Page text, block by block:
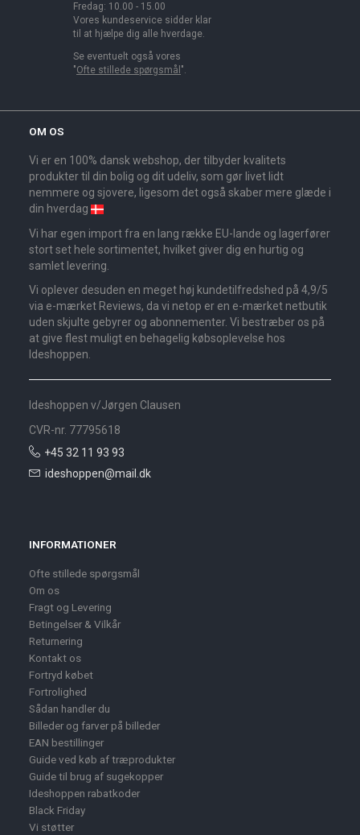
Fredag: 10.00 - 15.00
Vores kundeservice sidder klar
til at hjælpe dig alle hverdage.
Se eventuelt også vores
"Ofte stillede spørgsmål ".
OM OS
Vi er en 100% dansk webshop, der tilbyder kvalitets
produkter til din bolig og dit udeliv, som gør livet lidt
nemmere og sjovere, ligesom det også skaber mere glæde i
din hverdag
Vi har egen import fra en lang række EU-lande og lagerfører
stort set hele sortimentet, hvilket giver dig en hurtig og
samlet levering.
Vi oplever desuden en meget høj kundetilfredshed på 4,9/5
via e-mærket Reviews, da vi netop er en e-mærket netbutik
uden skjulte gebyrer og abonnementer. Vi bestræber os på
at give flest muligt en behagelig købsoplevelse hos
Ideshoppen.
Ideshoppen v/Jørgen Clausen
CVR-nr. 77795618
+45 32 11 93 93
ideshoppen@mail.dk
INFORMATIONER
Ofte stillede spørgsmål
Om os
Fragt og Levering
Betingelser & Vilkår
Returnering
Kontakt os
Fortryd købet
Fortrolighed
Sådan handler du
Billeder og farver på billeder
EAN bestillinger
Guide ved køb af træprodukter
Guide til brug af sugekopper
Ideshoppen rabatkoder
Black Friday
Vi støtter